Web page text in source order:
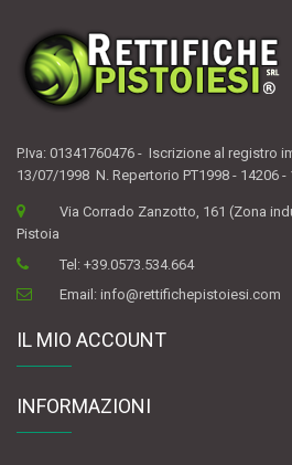
P.Iva: 01341760476 - Iscrizione al registro
13/07/1998 N. Repertorio PT1998 - 14206 -
Via Corrado Zanzotto, 161 (Zona
Pistoia
Tel:+39.0573.534.664
Email:info@rettifichepistoiesi.com
IL MIO ACCOUNT
INFORMAZIONI